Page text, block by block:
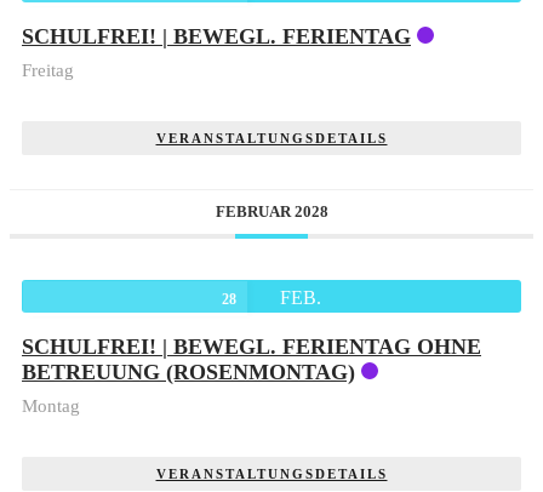
SCHULFREI! | BEWEGL. FERIENTAG
Freitag
VERANSTALTUNGSDETAILS
FEBRUAR 2028
28 FEB.
SCHULFREI! | BEWEGL. FERIENTAG OHNE
BETREUUNG (ROSENMONTAG)
Montag
VERANSTALTUNGSDETAILS